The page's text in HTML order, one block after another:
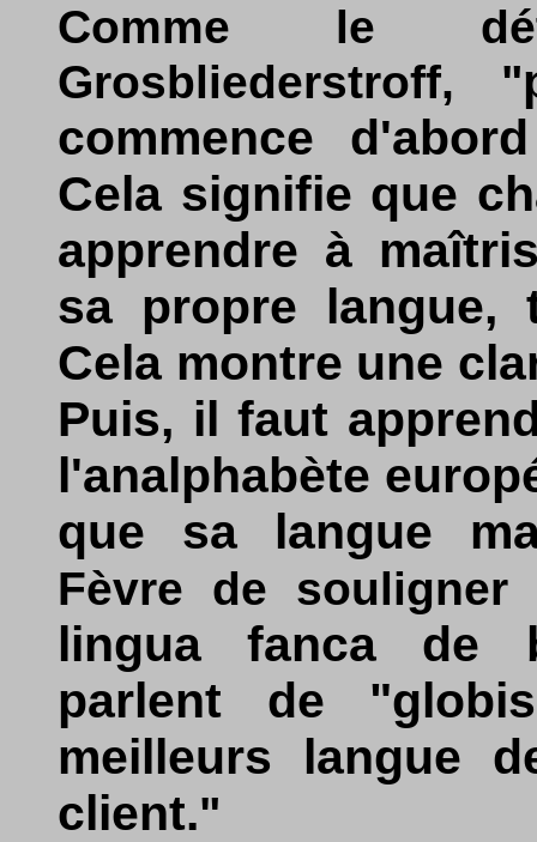
Comme le
Grosbliederstroff, "
commence
Cela signifie que
apprendre à
sa propre
Cela montre une
Puis, il faut
l'analphabète
que sa langue
Fèvre de souligner
lingua fanca de
parlent de
meilleurs langue
client."